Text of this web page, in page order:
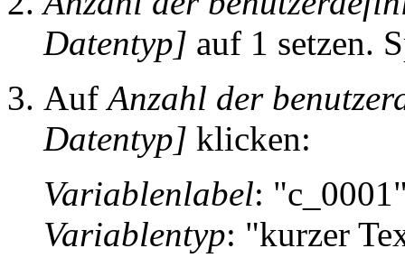
Datentyp] auf 1 setzen.
AufAnzahl der
Datentyp] klicken:
Variablenlabel:
Variablentyp: "kurzer